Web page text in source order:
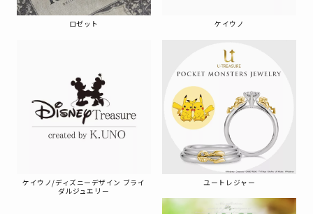
ロゼット ケイウノ
ケイウノ/ディズニーデザイン ブライ
ダルジュエリー
ユートレジャー